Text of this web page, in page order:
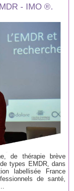
- IMO ®.
de thérapie brève
types EMDR, dans
labellisée France
de santé,